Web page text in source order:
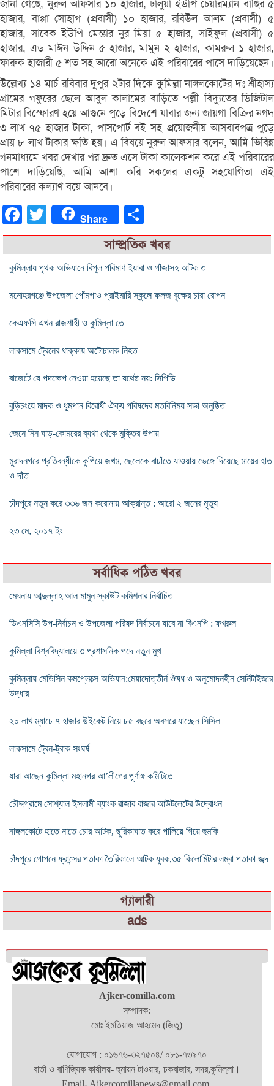
জানা গেছে, নুরুল আফসার ১০ হাজার, ঢালুয়া ইউপি চেয়ারম্যান বাছির ৫
হাজার, বাপ্পা সোহাগ (প্রবাসী) ১০ হাজার, রবিউল আলম (প্রবাসী) ৫
হাজার, সাবেক ইউপি মেম্ভার নুর মিয়া ৫ হাজার, সাইফুল (প্রবাসী) ৫
হাজার, এড মাঈন উদ্দিন ৫ হাজার, মামুন ২ হাজার, কামরুল ১ হাজার,
ফারুক হাজারী ৫ শত সহ আরো অনেকে এই পরিবারের পাসে দাড়িয়েছেন।
উল্লেখ্য ১৪ মার্চ রবিবার দুপুর ২টার দিকে কুমিল্লা নাঙ্গলকোটের দঃ শ্রীহাস্য
গ্রামের গফুরের ছেলে আবুল কালামের বাড়িতে পল্লী বিদ্যুতের ডিজিটাল
মিটার বিস্ফোরণ হয়ে আগুনে পুড়ে বিদেশে যাবার জন্য জায়গা বিক্রির নগদ
৩ লাখ ৭৫ হাজার টাকা, পাসপোর্ট বই সহ প্রয়োজনীয় আসবাবপত্র পুড়ে
প্রায় ৮ লাখ টাকার ক্ষতি হয়। এ বিষয়ে নুরুল আফসার বলেন, আমি ভিবিন্ন
গনমাধ্যমে খবর দেখার পর দ্রুত এসে টাকা কালেকশন করে এই পরিবারের
পাশে দাড়িয়েছি, আমি আশা করি সকলের একটু সহযোগিতা এই
পরিবারের কল্যাণ বয়ে আনবে।
FacebookTwitter Share
সাম্প্রতিক খবর
কুমিল্লায় পৃথক অভিযানে বিপুল পরিমাণ ইয়াবা ও গাঁজাসহ আটক ৩
মনোহরগঞ্জে উপজেলা পোঁমগাও প্রাইমারি স্কুলে ফলজ বৃক্ষের চারা রোপন
কেএফসি এখন রাজশাহী ও কুমিল্লা তে
লাকসামে ট্রেনের ধাক্কায় অটোচালক নিহত
বাজেটে যে পদক্ষেপ নেওয়া হয়েছে তা যথেষ্ট নয়: সিপিডি
বুড়িচংয়ে মাদক ও ধূমপান বিরোধী ঐক্য পরিষদের মতবিনিময় সভা অনুষ্ঠিত
জেনে নিন ঘাড়-কোমরের ব্যথা থেকে মুক্তির উপায়
মুরাদনগরে প্রতিবন্ধীকে কুপিয়ে জখম, ছেলেকে বাচাঁতে যাওয়ায় ভেঙ্গে দিয়েছে মায়ের হাত
ও দাঁত
চাঁদপুরে নতুন করে ৩৩৬ জন করোনায় আক্রান্ত : আরো ২ জনের মৃত্যু
২৩ মে, ২০১৭ ইং
সর্বাধিক পঠিত খবর
মেঘনায় আব্দুল্লাহ আল মামুন স্কাউট কমিশনার নির্বাচিত
ডিএনসিসি উপ-নির্বাচন ও উপজেলা পরিষদ নির্বাচনে যাবে না বিএনপি : ফখরুল
কুমিল্লা বিশ্ববিদ্যালয়ে ৩ প্রশাসনিক পদে নতুন মুখ
কুমিল্লায় মেডিসিন কমপ্লেক্সে অভিযান:মেয়াদোত্তীর্ন ঔষধ ও অনুমোদনহীন সেনিটাইজার
উদ্ধার
২০ লাখ ম্যাচে ৭ হাজার উইকেট নিয়ে ৮৫ বছরে অবসরে যাচ্ছেন সিসিল
লাকসামে ট্রেন-ট্রাক সংঘর্ষ
যারা আছেন কুমিল্লা মহানগর আ’লীগের পূর্ণাঙ্গ কমিটিতে
চৌদ্দগ্রামে সোশ্যাল ইসলামী ব্যাংক রাজার বাজার আউটলেটের উদ্বোধন
নাঙ্গলকোটে হাতে নাতে চোর আটক, ছুরিকাঘাত করে পালিয়ে গিয়ে হুমকি
চাঁদপুরে গোপনে ফ্রান্সের পতাকা তৈরিকালে আটক যুবক,৩৫ কিলোমিটার লম্বা পতাকা জব্দ
গ্যালারী
ads
Ajker-comilla.com
সম্পাদক:
মোঃ ইমতিয়াজ আহমেদ (জিতু)
যোগাযোগ : ০১৬৭৬-৩২৭৫০৪/ ০৮১-৭৩৯৭০
বার্তা ও বাণিজ্যিক কার্যালয়- হুমায়ন টাওয়ার, চকবাজার, সদর,কুমিল্লা।
Email- Ajkercomillanews@gmail.com.